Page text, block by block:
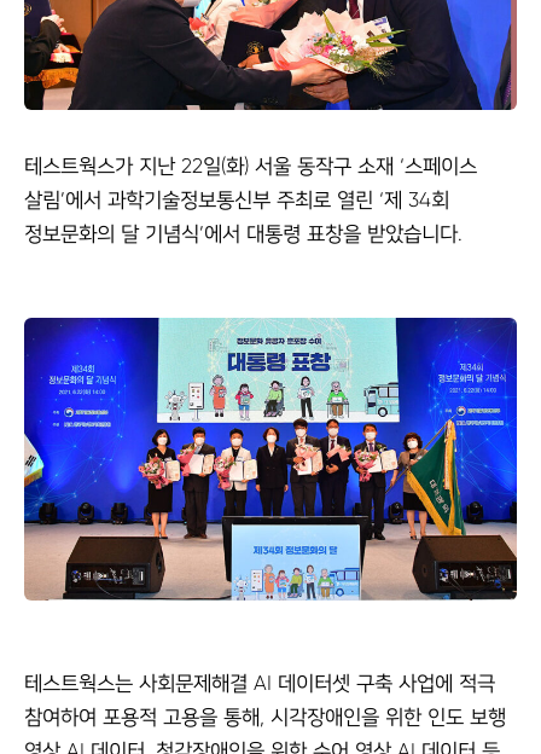
테스트웍스가 지난 22일(화) 서울 동작구 소재 ‘스페이스
살림’에서 과학기술정보통신부 주최로 열린 ‘제 34회
정보문화의 달 기념식’에서 대통령 표창을 받았습니다.
테스트웍스는 사회문제해결 AI 데이터셋 구축 사업에 적극
참여하여 포용적 고용을 통해, 시각장애인을 위한 인도 보행